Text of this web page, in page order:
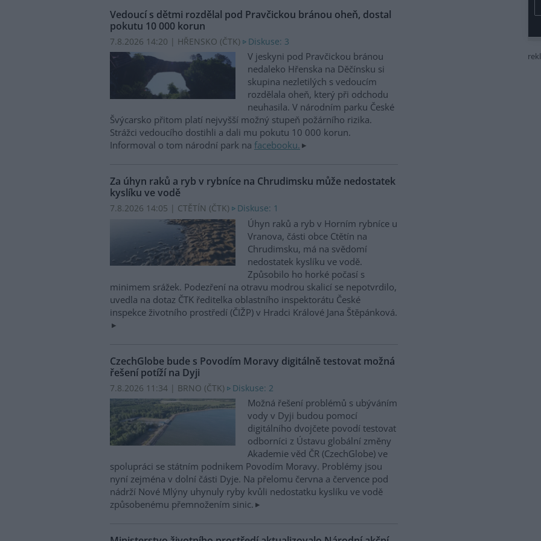
Vedoucí s dětmi rozdělal pod Pravčickou bránou oheň, dostal
pokutu 10 000 korun
7.8.2026 14:20 | HŘENSKO (ČTK) Diskuse: 3
V jeskyni pod Pravčickou bránou
nedaleko Hřenska na Děčínsku si
skupina nezletilých s vedoucím
rozdělala oheň, který při odchodu
neuhasila. V národním parku České
Švýcarsko přitom platí nejvyšší možný stupeň požárního rizika.
Strážci vedoucího dostihli a dali mu pokutu 10 000 korun.
Informoval o tom národní park na facebooku.
Za úhyn raků a ryb v rybníce na Chrudimsku může nedostatek
kyslíku ve vodě
7.8.2026 14:05 | CTĚTÍN (ČTK) Diskuse: 1
Úhyn raků a ryb v Horním rybníce u
Vranova, části obce Ctětín na
Chrudimsku, má na svědomí
nedostatek kyslíku ve vodě.
Způsobilo ho horké počasí s
minimem srážek. Podezření na otravu modrou skalicí se nepotvrdilo,
uvedla na dotaz ČTK ředitelka oblastního inspektorátu České
inspekce životního prostředí (ČIŽP) v Hradci Králové Jana Štěpánková.
CzechGlobe bude s Povodím Moravy digitálně testovat možná
řešení potíží na Dyji
7.8.2026 11:34 | BRNO (ČTK) Diskuse: 2
Možná řešení problémů s ubýváním
vody v Dyji budou pomocí
digitálního dvojčete povodí testovat
odborníci z Ústavu globální změny
Akademie věd ČR (CzechGlobe) ve
spolupráci se státním podnikem Povodím Moravy. Problémy jsou
nyní zejména v dolní části Dyje. Na přelomu června a července pod
nádrží Nové Mlýny uhynuly ryby kvůli nedostatku kyslíku ve vodě
způsobenému přemnožením sinic.